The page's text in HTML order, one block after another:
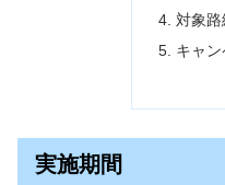
対象路
キャ
実施期間